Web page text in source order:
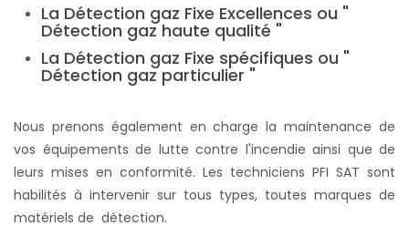
La Détection gaz Fixe Excellences ou "
Détection gaz haute qualité "
La Détection gaz Fixe spécifiques ou "
Détection gaz particulier "
Nous prenons également en charge la maintenance de
vos équipements de lutte contre l'incendie ainsi que de
leurs mises en conformité. Les techniciens PFI SAT sont
habilités à intervenir sur tous types, toutes marques de
matériels de détection.